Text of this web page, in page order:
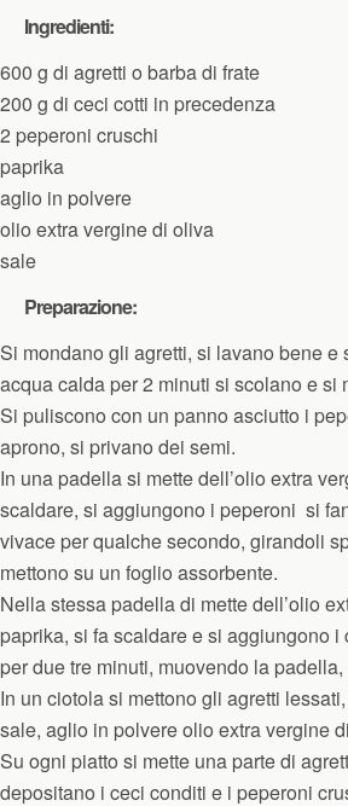
Ingredienti:
600 g di agretti o barba di frate
200 g di ceci cotti in precedenza
2 peperoni cruschi
paprika
aglio in polvere
olio extra vergine di oliva
sale
Preparazione:
Si mondano gli agretti, si lavano bene e
acqua calda per 2 minuti si scolano e si
Si puliscono con un panno asciutto i
aprono, si privano dei semi.
In una padella si mette dell’olio extra
scaldare, si aggiungono i peperoni si
vivace per qualche secondo, girandoli
mettono su un foglio assorbente.
Nella stessa padella di mette dell’olio
paprika, si fa scaldare e si aggiungono
per due tre minuti, muovendo la
In un ciotola si mettono gli agretti
sale, aglio in polvere olio extra vergine
Su ogni piatto si mette una parte di
depositano i ceci conditi e i peperoni